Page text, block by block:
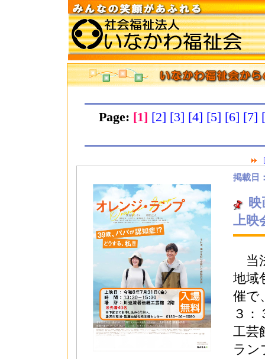
Page: [1] [2] [3] [4] [5] [6] [7]
掲載日
上映
当
地域
催で
３：
工芸
ラン